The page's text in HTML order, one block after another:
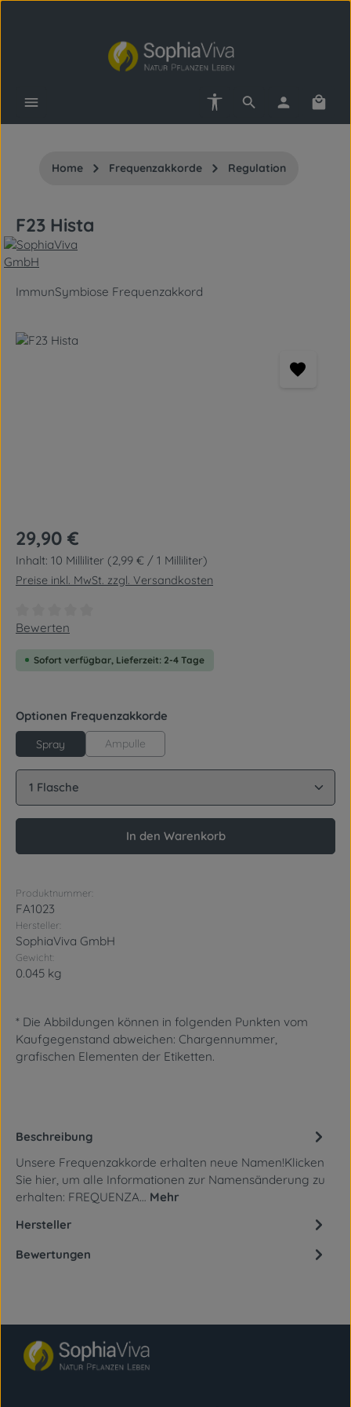
Zum Hauptinhalt springen
Werkzeugleiste anzeigen
Home Frequenzakkorde Regulation
F23 Hista
ImmunSymbiose Frequenzakkord
Bildergalerie überspringen
Regulärer Preis:
29,90 €
Inhalt: 10 Milliliter (2,99 € / 1 Milliliter)
Preise inkl. MwSt. zzgl. Versandkosten
Durchschnittliche Bewertung von 0 von 5 Sternen
Bewerten
Sofort verfügbar, Lieferzeit: 2-4 Tage
Optionen Frequenzakkorde
Spray Ampulle
Produkt Anzahl: Gib den gewünschten Wert ein
In den Warenkorb
Produktnummer:
FA1023
Hersteller:
SophiaViva GmbH
Gewicht:
0.045 kg
* Die Abbildungen können in folgenden Punkten vom
Kaufgegenstand abweichen: Chargennummer,
grafischen Elementen der Etiketten.
Beschreibung
Unsere Frequenzakkorde erhalten neue Namen!Klicken
Sie hier, um alle Informationen zur Namensänderung zu
erhalten: FREQUENZA… Mehr
Hersteller
Bewertungen